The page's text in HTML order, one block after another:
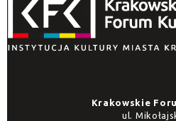
Krakowskie
ul.